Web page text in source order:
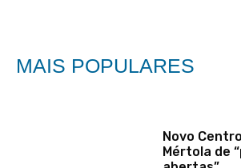
MAIS POPULARES
Novo
Mértola de